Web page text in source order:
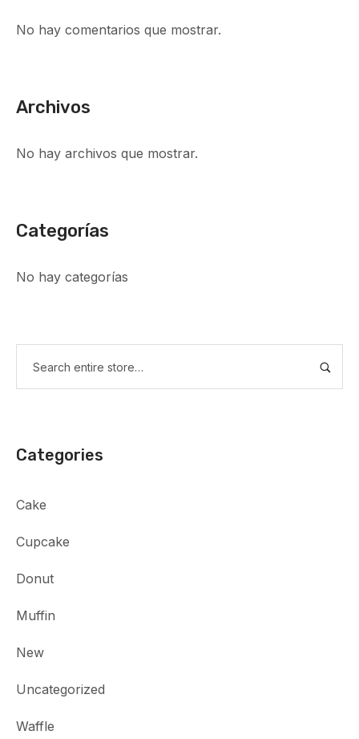
No hay comentarios que mostrar.
Archivos
No hay archivos que mostrar.
Categorías
No hay categorías
Categories
Cake
Cupcake
Donut
Muffin
New
Uncategorized
Waffle